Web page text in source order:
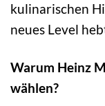
kulinarischen
neues Level
Warum Heinz
wählen?